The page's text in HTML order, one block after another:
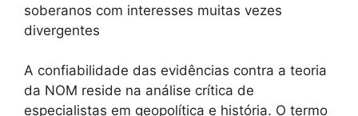
soberanos com interesses muitas vezes
divergentes
A confiabilidade das evidências contra a teoria
da NOM reside na análise crítica de
especialistas em geopolítica e história. O termo